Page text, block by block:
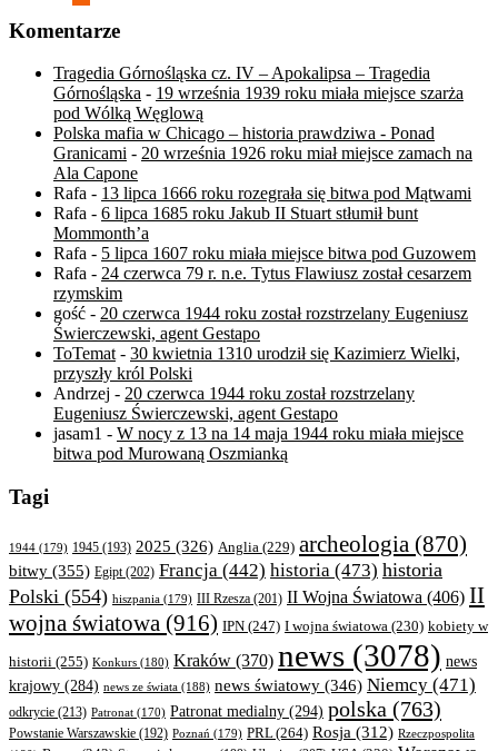
Komentarze
Tragedia Górnośląska cz. IV – Apokalipsa – Tragedia
Górnośląska - 19 września 1939 roku miała miejsce szarża
pod Wólką Węglową
Polska mafia w Chicago – historia prawdziwa - Ponad
Granicami - 20 września 1926 roku miał miejsce zamach na
Ala Capone
Rafa - 13 lipca 1666 roku rozegrała się bitwa pod Mątwami
Rafa - 6 lipca 1685 roku Jakub II Stuart stłumił bunt
Mommonth’a
Rafa - 5 lipca 1607 roku miała miejsce bitwa pod Guzowem
Rafa - 24 czerwca 79 r. n.e. Tytus Flawiusz został cesarzem
rzymskim
gość - 20 czerwca 1944 roku został rozstrzelany Eugeniusz
Świerczewski, agent Gestapo
ToTemat- 30 kwietnia 1310 urodził się Kazimierz Wielki,
przyszły król Polski
Andrzej - 20 czerwca 1944 roku został rozstrzelany
Eugeniusz Świerczewski, agent Gestapo
jasam1 - W nocy z 13 na 14 maja 1944 roku miała miejsce
bitwa pod Murowaną Oszmianką
Tagi
1944 (179) 1945 (193) 2025 (326) Anglia (229) archeologia (870)
bitwy (355) Egipt(202) Francja (442) historia (473) historia
Polski (554) hiszpania (179) III Rzesza (201) II Wojna Światowa (406) II
wojna światowa (916) IPN (247) I wojna światowa (230) kobiety w
historii (255) Konkurs (180) Kraków (370) news (3078) news
krajowy (284) news ze świata (188) news światowy (346) Niemcy (471)
odkrycie (213) Patronat (170) Patronat medialny (294) polska (763)
Powstanie Warszawskie (192) Poznań (179) PRL(264) Rosja (312) Rzeczpospolita